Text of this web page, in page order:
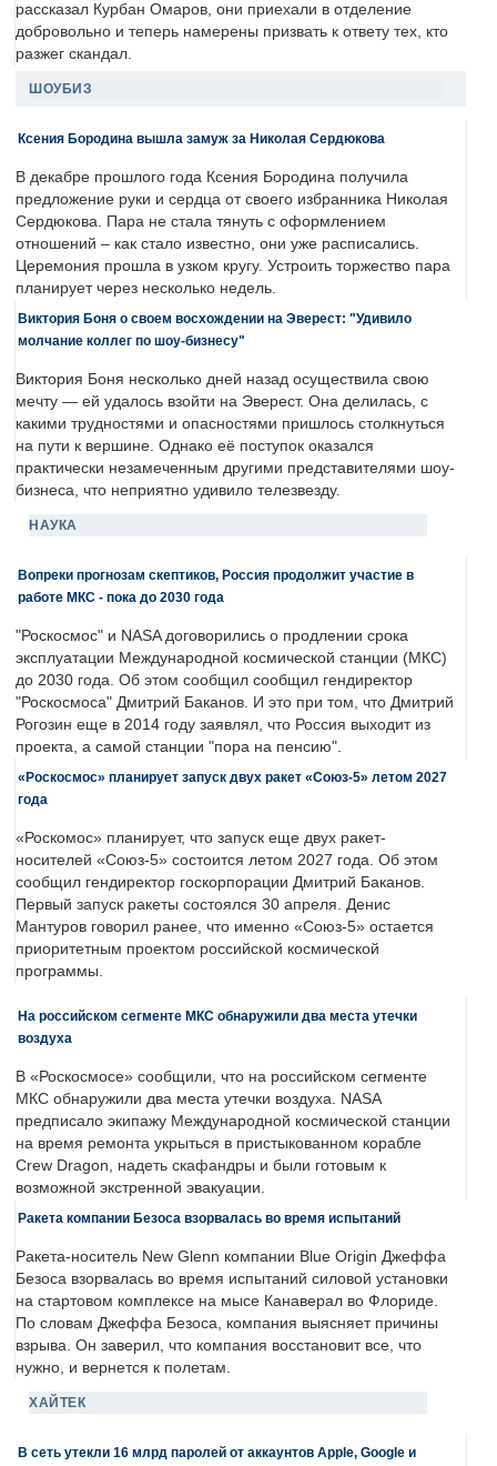
рассказал Курбан Омаров, они приехали в отделение
добровольно и теперь намерены призвать к ответу тех, кто
разжег скандал.
ШОУБИЗ
Ксения Бородина вышла замуж за Николая Сердюкова
В декабре прошлого года Ксения Бородина получила
предложение руки и сердца от своего избранника Николая
Сердюкова. Пара не стала тянуть с оформлением
отношений – как стало известно, они уже расписались.
Церемония прошла в узком кругу. Устроить торжество пара
планирует через несколько недель.
Виктория Боня о своем восхождении на Эверест: "Удивило
молчание коллег по шоу-бизнесу"
Виктория Боня несколько дней назад осуществила свою
мечту — ей удалось взойти на Эверест. Она делилась, с
какими трудностями и опасностями пришлось столкнуться
на пути к вершине. Однако её поступок оказался
практически незамеченным другими представителями шоу-
бизнеса, что неприятно удивило телезвезду.
НАУКА
Вопреки прогнозам скептиков, Россия продолжит участие в
работе МКС - пока до 2030 года
"Роскосмос" и NASA договорились о продлении срока
эксплуатации Международной космической станции (МКС)
до 2030 года. Об этом сообщил сообщил гендиректор
"Роскосмоса" Дмитрий Баканов. И это при том, что Дмитрий
Рогозин еще в 2014 году заявлял, что Россия выходит из
проекта, а самой станции "пора на пенсию".
«Роскосмос» планирует запуск двух ракет «Союз-5» летом 2027
года
«Роскомос» планирует, что запуск еще двух ракет-
носителей «Союз-5» состоится летом 2027 года. Об этом
сообщил гендиректор госкорпорации Дмитрий Баканов.
Первый запуск ракеты состоялся 30 апреля. Денис
Мантуров говорил ранее, что именно «Союз-5» остается
приоритетным проектом российской космической
программы.
На российском сегменте МКС обнаружили два места утечки
воздуха
В «Роскосмосе» сообщили, что на российском сегменте
МКС обнаружили два места утечки воздуха. NASA
предписало экипажу Международной космической станции
на время ремонта укрыться в пристыкованном корабле
Crew Dragon, надеть скафандры и были готовым к
возможной экстренной эвакуации.
Ракета компании Безоса взорвалась во время испытаний
Ракета-носитель New Glenn компании Blue Origin Джеффа
Безоса взорвалась во время испытаний силовой установки
на стартовом комплексе на мысе Канаверал во Флориде.
По словам Джеффа Безоса, компания выясняет причины
взрыва. Он заверил, что компания восстановит все, что
нужно, и вернется к полетам.
ХАЙТЕК
В сеть утекли 16 млрд паролей от аккаунтов Apple, Google и